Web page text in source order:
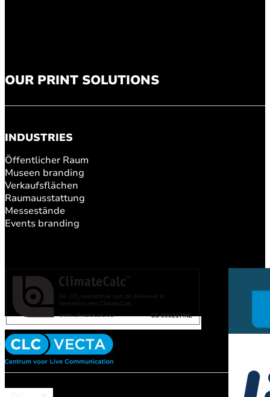
OUR PRINT SOLUTIONS
INDUSTRIES
Öffentlicher Raum
Museen branding
Verkaufsflächen
Raumausstattung
Messestände
Events branding